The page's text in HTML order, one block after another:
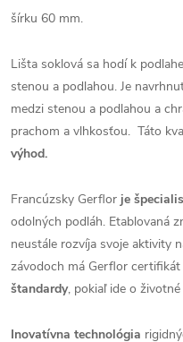
šírku 60 mm.
Lišta soklová sa hodí k
stenou a podlahou. Je
medzi stenou a podlahou a
prachom a vlhkosťou. Táto
výhod.
Francúzsky Gerflor je
odolných podláh. Etablovaná
neustále rozvíja svoje aktivity
závodoch má Gerflor
štandardy, pokiaľ ide o
Inovatívna technológia